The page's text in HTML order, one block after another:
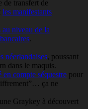
transfert de
les manifestants
au niveau de la
.
néerlandaises, poussant
dans le maquis.
compte séquestre pour
ça ne
Graykey à découvert